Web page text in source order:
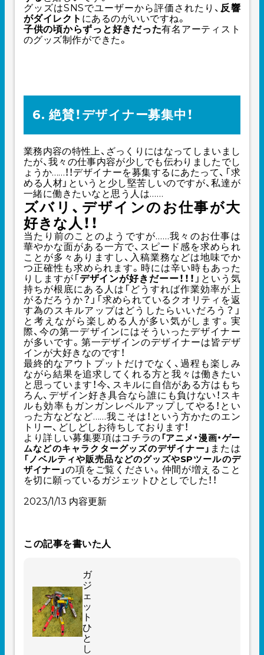
グッズはSNSでユーザーから評価されたり、 反響
がダイレクト にあるのがいいですね。
子供の頃からずっと好きだった有名アーティスト
のグッズ制作ができた。
6. 絶賛！デザイナー募集中！
業務内容の特性上、ざっくりにはなってしまいまし
たが、我々の仕事内容が少しでも伝わりましたでし
ょうか……！！デザイナーを募集するにあたって、「求
める人材」というと少し堅苦しいのですが、私達が
一緒に働きたいなと思う人は……
ズバリ、デザインのお仕事が大
好きな人！！
当たり前のことのようですが……我々のお仕事は
華やかな面がある一方で、スピード感を求められ
ことが多々ありますし、入稿業務などは地味でか
つ正確性も求められます。時には辛い時もあった
りしますが「デザインが好きだーー！！！ 」という気
持ちが根底にある人は「どうすれば作業効率が上
がるだろうか？」「求められているクオリティを返
す為のスキルアップはどうしたらいいだろう？」
と考えながら楽しめる人が多い気がします。実
際、今の第一デザインにはそういったデザイナー
が多いです。第一デザインのデザイナーは皆デザ
インが大好きなのです！
最終的なアウトプットだけでなく、過程も楽しみ
ながら結果を追求してくれる方と我々は働きたい
と思っています！今、スキルに自信がある方はもち
ろん、デザイン好き具合なら誰にも負けない！スキ
ルも効率もガンガンレベルアップしてやる！とい
った方などなど……我こそは！という方かたのエン
トリー、どしどしお待ちしております！
より詳しい募集要項はコチラの 「アニメ・漫画・ゲー
ムなどのキャラクターグッズのデザイナー」 または
「ノベルティや販売品などのグッズやSPツールのデ
ザイナー 」の項をご覧ください。 仲間が増えること
を切に願っているガジェットひとしでした！！
2023/1/13 内容更新
この記事を書いた人
ガ
ジ
ェ
ッ
ト
ひ
と
し